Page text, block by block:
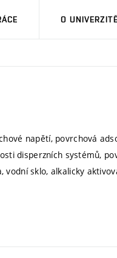
O UNIVERZITĚ
napětí, povrchová
disperzních systémů,
sklo, alkalicky